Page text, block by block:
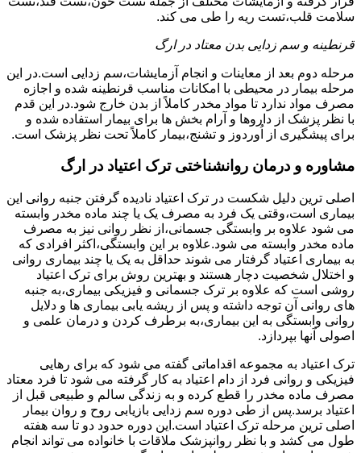
سلامت قلب،تست ریه را طی می کند.
قرنطینه و سم زدایی بدن معتاد در ارگ
مرحله دوم بعد از معاینات و انجام آزمایشات،سم زدایی است.در این
مرحله بیمار در محیطی با امکانات مناسب قرنطینه شده و اجازه
مصرف مواد ندارد تا مواد مخدر کاملاً از بدن خارج شود.در این قدم
با نظر پزشک از داروها و آرام بخش ها برای بیمار استفاده شده و
برای پیشگیری از اُوردوز و تشنج،بیمار کاملاً تحت نظر پزشک است.
مشاوره و درمان روانشناختی ترک اعتیاد در ارگ
اصلی ترین دلیل شکست در ترک اعتیاد نادیده گرفتن جنبه روانی این
بیماری است،وقتی یک فرد به مصرف یک یا چند ماده مخدر وابسته
می شود علاوه بر وابستگی جسمانی،از نظر روانی نیز به مصرف
ماده مخدر وابسته می شود.علاوه بر این وابستگی،اکثر افرادی که
به بیماری اعتیاد گرفتار می شوند حداقل به یک یا چند بیماری روانی
و اختلال شخصیت دچار هستند و بهترین روش برای ترک اعتیاد
روشی است که علاوه بر ترک جسمانی و فیزیکی بیماری،به جنبه
های روانی آن توجه داشته و پس از ریشه یابی بیماری ها و دلایل
روانی وابستگی به این بیماری،به برطرف کردن و درمان علمی و
اصولی آنها بپردازد.
ترک اعتیاد به مجموعه اقداماتی گفته می شود که برای رهایی
فیزیکی و روانی فرد از دام اعتیاد به کار گرفته می شود تا فرد معتاد
مصرف ماده مخدر را قطع کرده و به زندگی سالم و طبیعی قبل از
اعتیاد برسد.پس از طی دوره سم زدایی بازیابی روح و روان بیمار
اصلی ترین مرحله ترک اعتیاد است.این دوره حدود دو تا سه هفته
طول می کشد و با نظر روانپزشک ملاقات با خانواده می تواند انجام